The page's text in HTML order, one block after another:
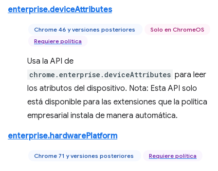
enterprise.deviceAttributes
Chrome 46 y versiones posteriores
Solo en ChromeOS
Requiere política
Usa la API de
chrome.enterprise.deviceAttributes para leer
los atributos del dispositivo. Nota: Esta API solo
está disponible para las extensiones que la política
empresarial instala de manera automática.
enterprise.hardwarePlatform
Chrome 71 y versiones posteriores Requiere política